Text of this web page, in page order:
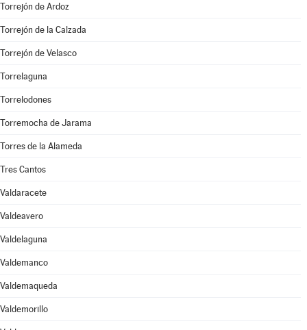
Torrejón de Ardoz
Torrejón de la Calzada
Torrejón de Velasco
Torrelaguna
Torrelodones
Torremocha de Jarama
Torres de la Alameda
Tres Cantos
Valdaracete
Valdeavero
Valdelaguna
Valdemanco
Valdemaqueda
Valdemorillo